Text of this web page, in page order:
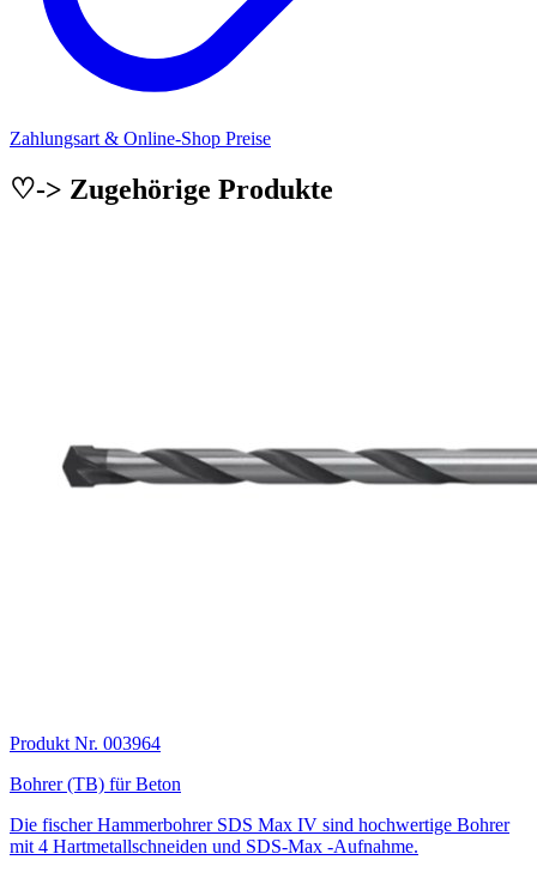
Zahlungsart & Online-Shop Preise
♡-> Zugehörige Produkte
Produkt Nr. 003964
Bohrer (TB) für Beton
Die fischer Hammerbohrer SDS Max IV sind hochwertige Bohrer
mit 4 Hartmetallschneiden und SDS-Max -Aufnahme.